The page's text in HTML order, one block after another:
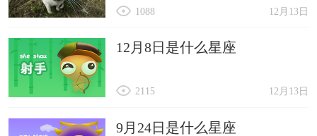
12月13日
1088
12月8日是什么星座
12月13日
2115
9月24日是什么星座